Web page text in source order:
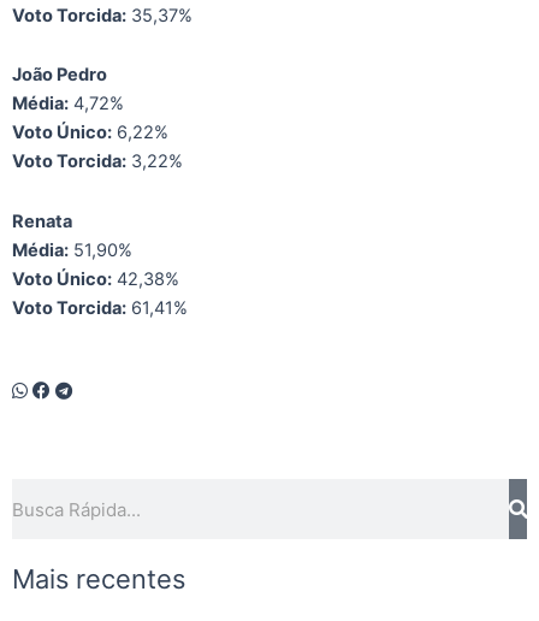
Voto Torcida: 35,37%
João Pedro
Média: 4,72%
Voto Único: 6,22%
Voto Torcida: 3,22%
Renata
Média: 51,90%
Voto Único: 42,38%
Voto Torcida: 61,41%
Mais recentes